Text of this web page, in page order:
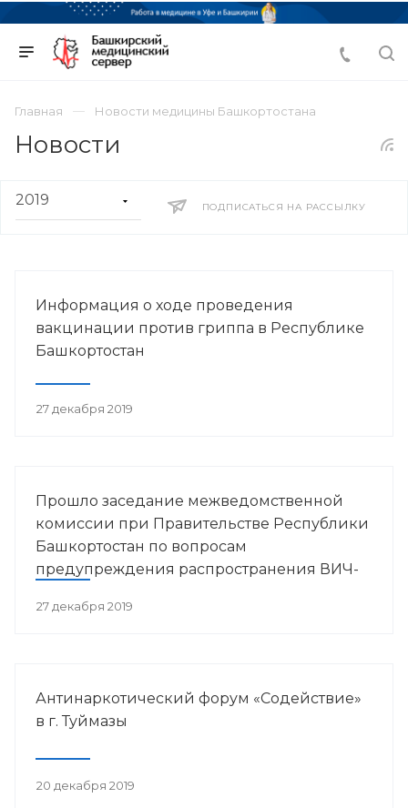
Главная Новости медицины Башкортостана
Новости
ПОДПИСАТЬСЯ НА РАССЫЛКУ
Информация о ходе проведения
вакцинации против гриппа в Республике
Башкортостан
27 декабря 2019
Прошло заседание межведомственной
комиссии при Правительстве Республики
Башкортостан по вопросам
предупреждения распространения ВИЧ-
27 декабря 2019
Антинаркотический форум «Содействие»
в г. Туймазы
20 декабря 2019